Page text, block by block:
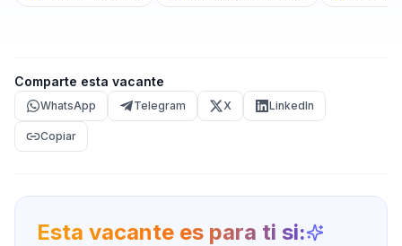
Comparte esta vacante
WhatsApp Telegram X LinkedIn
Copiar
Esta vacante es para ti si: